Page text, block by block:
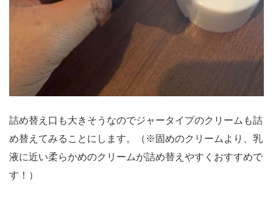
詰め替え口も大きそうなのでジャータイプのクリームも詰
め替えてみることにします。（※固めのクリームより、乳
液に近い柔らかめのクリームが詰め替えやすくおすすめで
す！）